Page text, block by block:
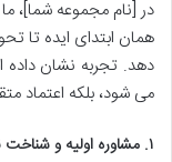
در [نام مجموعه شما]،
همان ابتدای ایده تا
دهد. تجربه نشان داده
می شود، بلکه اعتماد
۱. مشاوره اولیه و شناخت نیاز: شنیدن داستان شما